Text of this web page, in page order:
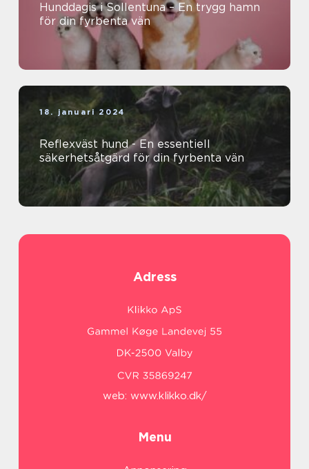
Hunddagis i Sollentuna – En trygg hamn
för din fyrbenta vän
18. januari 2024
Reflexväst hund - En essentiell
säkerhetsåtgärd för din fyrbenta vän
Adress
web: www.klikko.dk/
Menu